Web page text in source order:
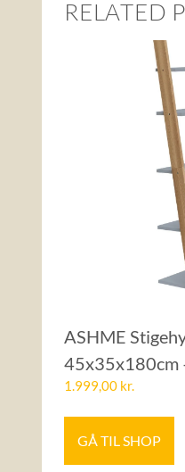
RELATED
ASHME
45x35x180cm
1.999,00 kr.
GÅ TIL SHOP